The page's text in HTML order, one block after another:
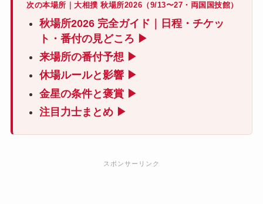
次の本場所｜大相撲 秋場所2026（9/13〜27・両国国技館）
秋場所2026 完全ガイド｜日程・チケッ
ト・番付の見どころ ▶
来場所の番付予想 ▶
休場ルールと影響 ▶
金星の条件と褒賞 ▶
注目力士まとめ ▶
スポンサーリンク